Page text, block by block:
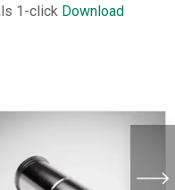
1-click Download